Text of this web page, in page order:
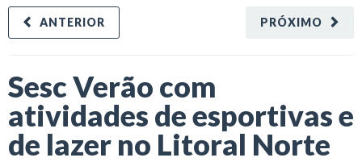
PRÓXIMO
ANTERIOR
Sesc Verão com
atividades de esportivas e
de lazer no Litoral Norte